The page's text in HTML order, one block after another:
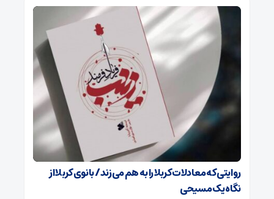
روایتی که معادلات کربلا را به هم می‌زند/ بانوی کربلا از
نگاه یک مسیحی